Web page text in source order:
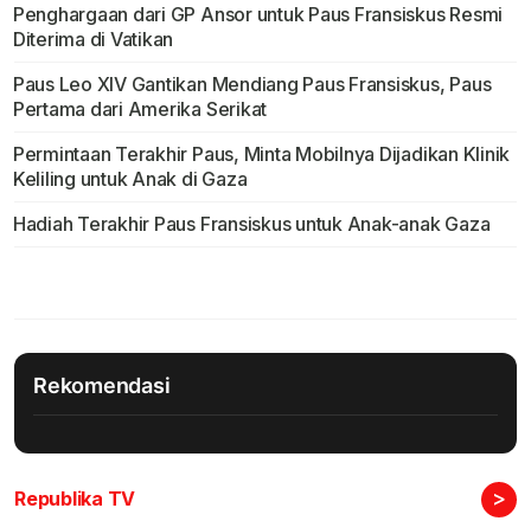
Penghargaan dari GP Ansor untuk Paus Fransiskus Resmi
Diterima di Vatikan
Paus Leo XIV Gantikan Mendiang Paus Fransiskus, Paus
Pertama dari Amerika Serikat
Permintaan Terakhir Paus, Minta Mobilnya Dijadikan Klinik
Keliling untuk Anak di Gaza
Hadiah Terakhir Paus Fransiskus untuk Anak-anak Gaza
Rekomendasi
Republika TV >